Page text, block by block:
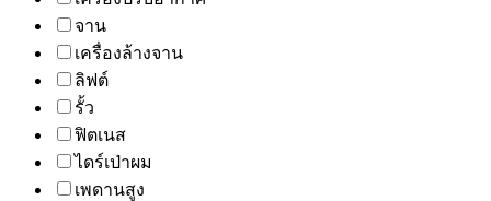
จาน
เครื่องล้างจาน
ลิฟต์
รั้ว
ฟิตเนส
ไดร์เป่าผม
เพดานสูง